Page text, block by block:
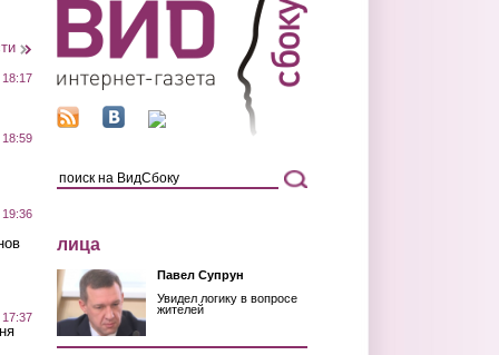
18:17
18:59
19:36
лица
Павел Супрун
Увидел логику в вопросе
жителей